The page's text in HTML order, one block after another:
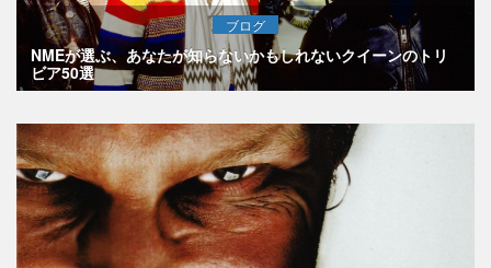
ブログ
NMEが選ぶ、あなたが知らないかもしれないクイーンのトリ
ビア50選